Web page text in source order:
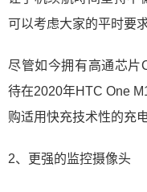
可以考虑大家的平时要求
尽管如今拥有高通芯片
待在2020年HTC One
购适用快充技术性的充
2、更强的监控摄像头